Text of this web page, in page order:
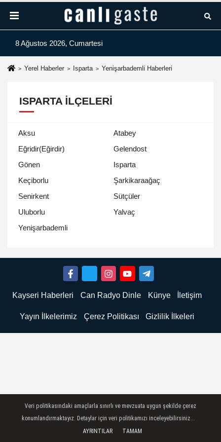
8 Ağustos 2026, Cumartesi
Yerel Haberler Isparta Yenişarbademli Haberleri
ISPARTA İLÇELERI
Aksu
Atabey
Eğridir(Eğirdir)
Gelendost
Gönen
Isparta
Keçiborlu
Şarkikaraağaç
Senirkent
Sütçüler
Uluborlu
Yalvaç
Yenişarbademli
Kayseri Haberleri Can Radyo Dinle Künye İletişim
Yayın İlkelerimiz Çerez Politikası Gizlilik İlkeleri
Veri politikasındaki amaçlarla sınırlı ve mevzuata uygun şekilde çerez
konumlandırmaktayız. Detaylar için veri politikamızı inceleyebilirsiniz...
AYRINTILAR
TAMAM